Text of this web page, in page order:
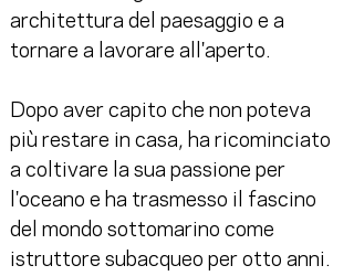
architettura del paesaggio e a
tornare a lavorare all'aperto.
Dopo aver capito che non poteva
più restare in casa, ha ricominciato
a coltivare la sua passione per
l'oceano e ha trasmesso il fascino
del mondo sottomarino come
istruttore subacqueo per otto anni.